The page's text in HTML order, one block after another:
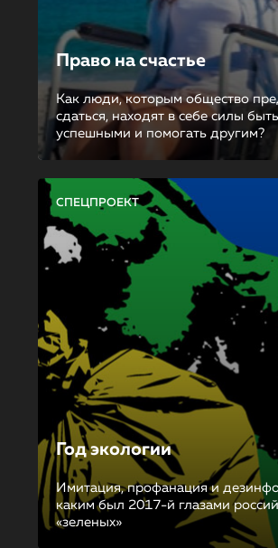
Право на счастье
Как люди, которым общество
сдаться, находят в себе силы быть
успешными и помогать другим?
СПЕЦПРОЕКТ
Год экологии
Имитация, профанация и
каким был 2017-й глазами
«зеленых»